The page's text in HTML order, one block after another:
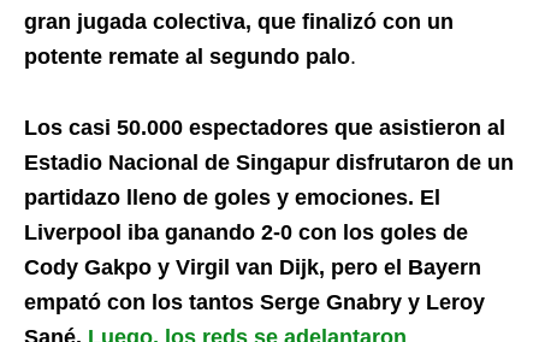
gran jugada colectiva, que finalizó con un
potente remate al segundo palo.
Los casi 50.000 espectadores que asistieron al
Estadio Nacional de Singapur disfrutaron de un
partidazo lleno de goles y emociones. El
Liverpool iba ganando 2-0 con los goles de
Cody Gakpo y Virgil van Dijk, pero el Bayern
empató con los tantos Serge Gnabry y Leroy
Sané. Luego, los reds se adelantaron